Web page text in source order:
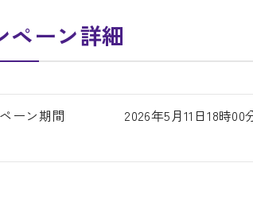
ペーン詳細
ーン期間 2026年5月11日18時